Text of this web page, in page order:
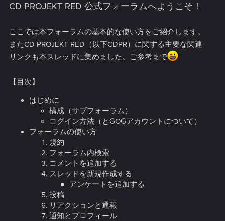
CD PROJEKT RED 公式フォーラムへようこそ！
ここでは本フォーラムの基本的な使い方をご紹介します。
またCD PROJEKT RED（以下CDPR）に関する主要な関連
リンクも本スレッドに集めました。ご参考まで
【目次】
はじめに
構成（サブフォーラム）
ログイン方法（とGOGアカウントについて）
フォーラムの使い方
規約
フォーラム内検索
コメントを追加する
スレッドを新規作成する
アンケートを追加する
投稿
リアクションと通報
通知とプロフィール